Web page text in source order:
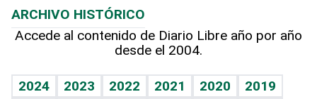
Hablando con el pediatra
Vida y familia
Línea de hit
TBT Deportivo
Hecho en casa
Guía del dinero
Cumpleaños
Horóscopos
ARCHIVO HISTÓRICO
Accede al contenido de Diario Libre año por año
desde el 2004.
2024 2023 2022 2021 2020
2019